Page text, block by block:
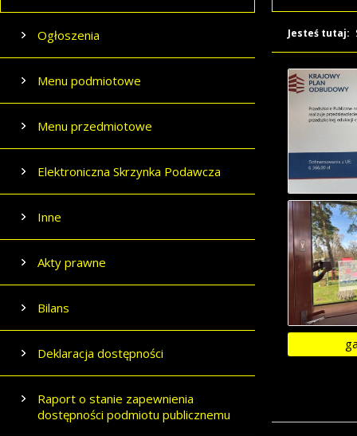
Ogłoszenia
Menu podmiotowe
Menu przedmiotowe
Elektroniczna Skrzynka Podawcza
Inne
Akty prawne
Bilans
Deklaracja dostępności
Raport o stanie zapewnienia
dostępności podmiotu publicznemu
Jesteś tutaj: